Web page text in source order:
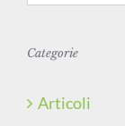
Categorie
Articoli